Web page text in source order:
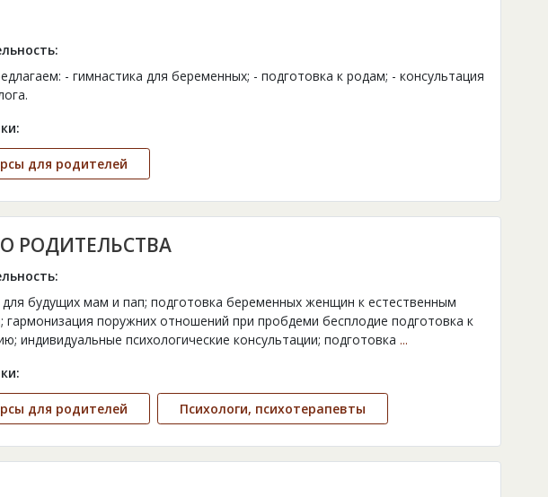
- гимнастика для беременных; - подготовка к родам; - консультация
для родителей
РОДИТЕЛЬСТВА
для будущих мам и пап; подготовка беременных женщин к естественным
гармонизация поружних отношений при пробдеми бесплодие подготовка к
индивидуальные психологические консультации; подготовка ...
для родителей Психологи, психотерапевты